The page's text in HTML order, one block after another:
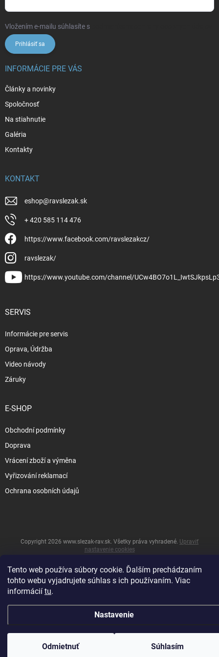
Tento web používa súbory cookie. Ďalším prechádzaním
tohto webu vyjadrujete súhlas s ich používaním. Viac
informácií tu.
Nastavenie
Odmietnuť Súhlasím
Vložením e-mailu súhlasíte s
Prihlásiť sa
INFORMÁCIE PRE VÁS
Články a novinky
Spoločnosť
Na stiahnutie
Galéria
Kontakty
KONTAKT
eshop@ravslezak.sk
+ 420 585 114 476
https://www.facebook.com/ravslezakcz/
ravslezak/
https://www.youtube.com/channel/
SERVIS
Informácie pre servis
Oprava, Údržba
Video návody
Záruky
E-SHOP
Obchodní podmínky
Doprava
Vrácení zboží a výměna
Vyřizování reklamací
Ochrana osobních údajů
& Vytvoril Shoptet
Copyright 2026 www.slezak-rav.sk. Všetky práva vyhradené. Upraviť
nastavenie cookies